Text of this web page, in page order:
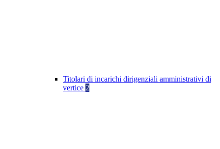
Titolari di incarichi dirigenziali amministrativi di
vertice 2